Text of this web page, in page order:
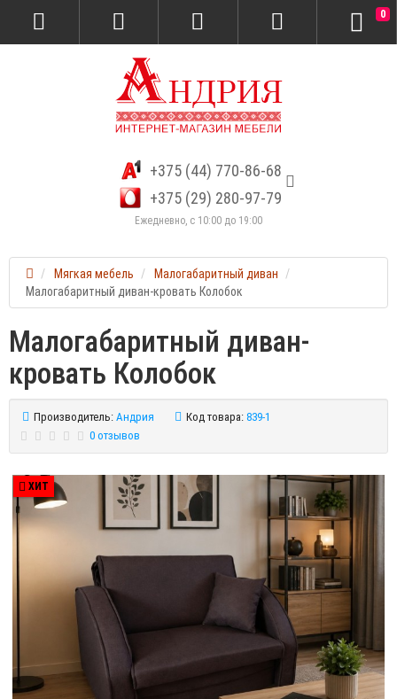
+375 (44) 770-86-68
+375 (29) 280-97-79
Ежедневно, с 10:00 до 19:00
0
Мягкая мебель
Малогабаритный диван
Малогабаритный диван-кровать Колобок
Малогабаритный диван-
кровать Колобок
Производитель: Андрия Код товара: 839-1
0 отзывов
ХИТ